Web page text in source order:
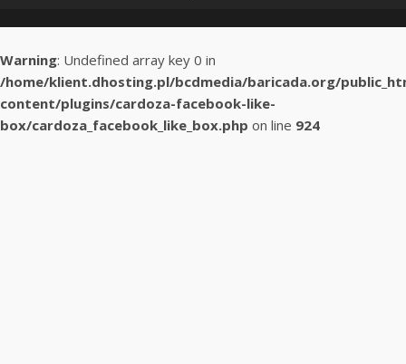
Warning: Undefined array key 0 in
/home/klient.dhosting.pl/bcdmedia/baricada.org/
content/plugins/cardoza-facebook-like-
box/cardoza_facebook_like_box.php on line 924